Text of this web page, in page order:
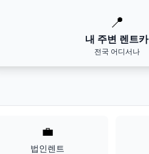
📍
내 주변 렌트카
전국 어디서나
💼
법인렌트